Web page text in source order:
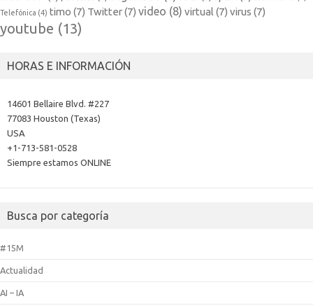
Telefónica (4) timo (7) Twitter(7) video (8) virtual (7) virus (7)
youtube (13)
HORAS E INFORMACIÓN
14601 Bellaire Blvd. #227
77083 Houston (Texas)
USA
+1-713-581-0528
Siempre estamos ONLINE
Busca por categoría
#15M
Actualidad
AI – IA